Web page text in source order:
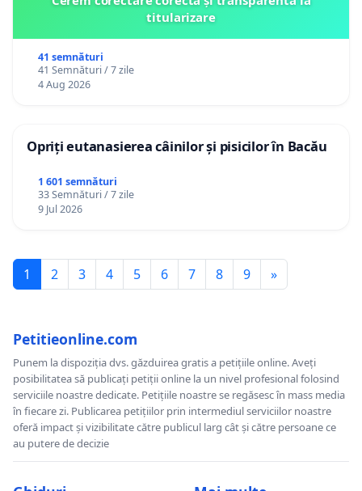
titularizare
41 semnături
41 Semnături / 7 zile
4 Aug 2026
Opriți eutanasierea câinilor și pisicilor în Bacău
1 601 semnături
33 Semnături / 7 zile
9 Jul 2026
1 2 3 4 5 6 7 8 9 »
Petitieonline.com
Punem la dispoziția dvs. găzduirea gratis a petițiile online. Aveți
posibilitatea să publicați petiții online la un nivel profesional folosind
serviciile noastre dedicate. Petițiile noastre se regăsesc în mass media
în fiecare zi. Publicarea petițiilor prin intermediul serviciilor noastre
oferă impact și vizibilitate către publicul larg cât și către persoane ce
au putere de decizie